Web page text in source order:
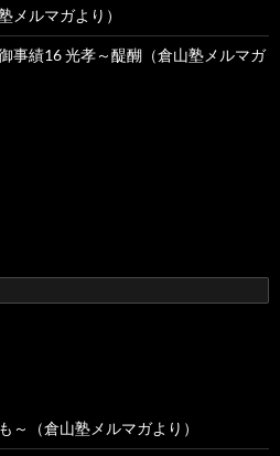
メルマガより）
事績16 光孝～醍醐（倉山塾メルマガ
～（倉山塾メルマガより）